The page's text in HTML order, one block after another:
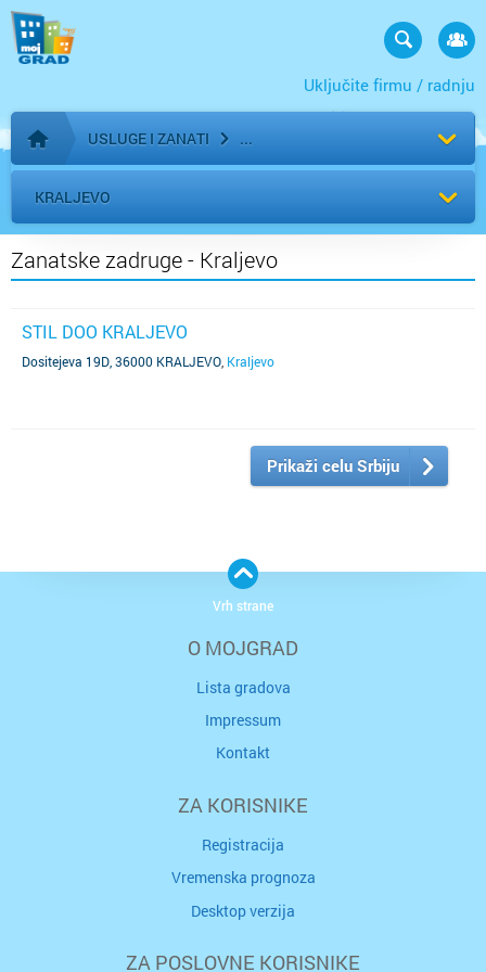
Uključite firmu / radnju
Početna stranica
USLUGE I ZANATI
KRALJEVO
Zanatske zadruge - Kraljevo
STIL DOO KRALJEVO
Dositejeva 19D, 36000 KRALJEVO Kraljevo
Prikaži celu Srbiju
O MOJGRAD
Lista gradova
Impressum
Kontakt
ZA KORISNIKE
Registracija
Vremenska prognoza
Desktop verzija
ZA POSLOVNE KORISNIKE
Vrh strane